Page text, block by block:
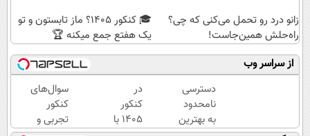
زانو درد رو تحمل می‌کنی که چی؟
راه‌حلش همین‌جاست!
🎓 کنکور ۱۴۰5؟ ماز تابستون و تو
یک هفتع جمع میکنه 🏆
از سراسر وب
دسترسی
نامحدود
به بهترین
در
کنکور
1405 با
سوال‌های
کنکور
تجربی و